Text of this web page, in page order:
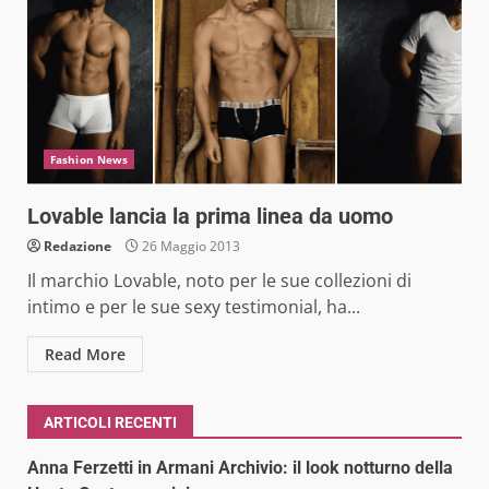
Fashion News
Lovable lancia la prima linea da uomo
Redazione 26 Maggio 2013
Il marchio Lovable, noto per le sue collezioni di
intimo e per le sue sexy testimonial, ha...
Read More
ARTICOLI RECENTI
Anna Ferzetti in Armani Archivio: il look notturno della